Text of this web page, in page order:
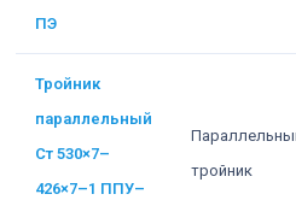
ПЭ
Тройник
параллельный
Ст 530×7–
426×7–1 ППУ–
тройник